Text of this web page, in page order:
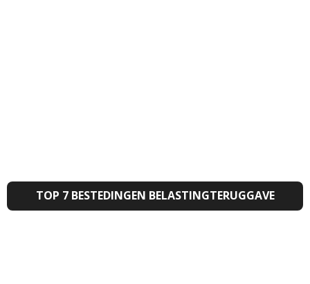
TOP 7 BESTEDINGEN BELASTINGTERUGGAVE